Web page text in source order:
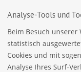
Analyse-Tools und
Beim Besuch
statistisch
Cookies und mit
Analyse Ihres Surf-